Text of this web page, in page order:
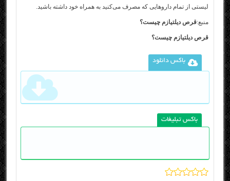
لیستی از تمام داروهایی که مصرف می‌کنید به همراه خود داشته باشید.
منبع:قرص دیلتیازم چیست؟
قرص دیلتیازم چیست؟
باکس دانلود
باکس تبلیغات